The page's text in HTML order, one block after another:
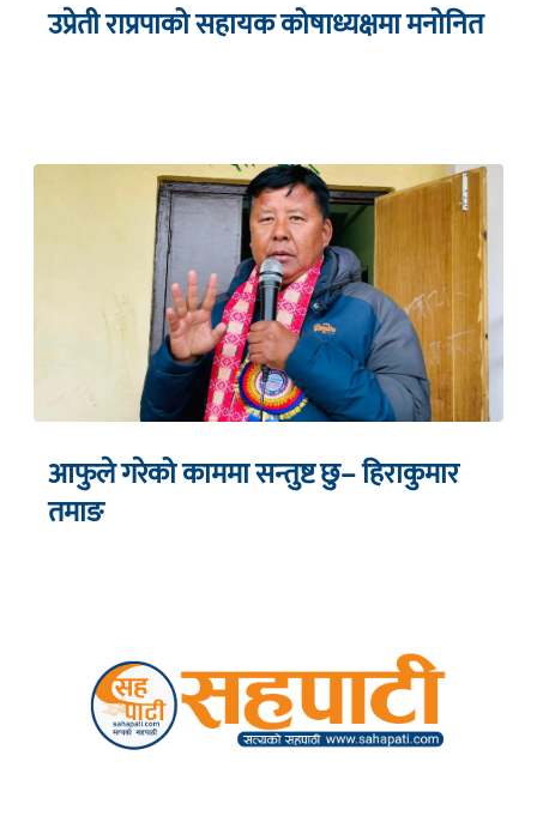
उप्रेती राप्रपाको सहायक कोषाध्यक्षमा मनोनित
आफुले गरेको काममा सन्तुष्ट छु– हिराकुमार
तमाङ